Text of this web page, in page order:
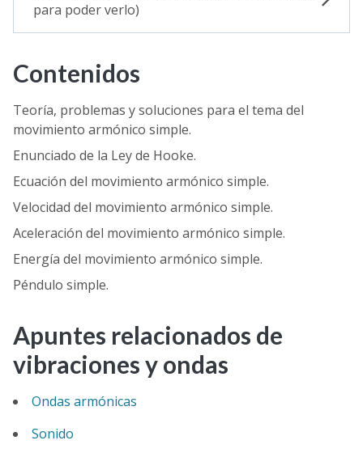
para poder verlo)
Contenidos
Teoría, problemas y soluciones para el tema del
movimiento armónico simple.
Enunciado de la Ley de Hooke.
Ecuación del movimiento armónico simple.
Velocidad del movimiento armónico simple.
Aceleración del movimiento armónico simple.
Energía del movimiento armónico simple.
Péndulo simple.
Apuntes relacionados de
vibraciones y ondas
Ondas armónicas
Sonido